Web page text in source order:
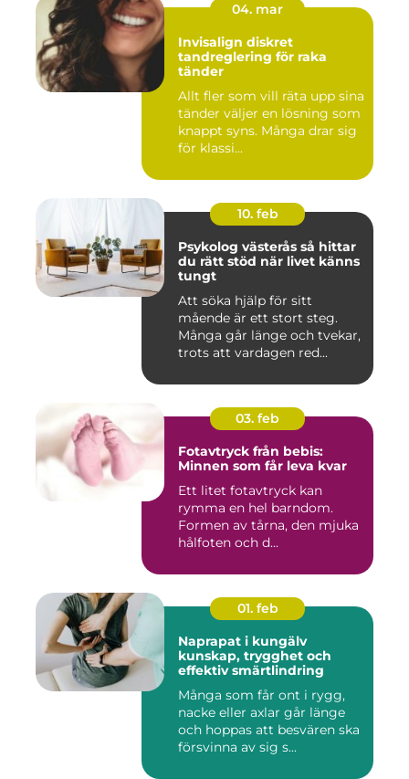
04. mar
Invisalign diskret
tandreglering för raka
tänder
Allt fler som vill räta upp sina
tänder väljer en lösning som
knappt syns. Många drar sig
för klassi...
10. feb
Psykolog västerås så hittar
du rätt stöd när livet känns
tungt
Att söka hjälp för sitt
mående är ett stort steg.
Många går länge och tvekar,
trots att vardagen red...
03. feb
Fotavtryck från bebis:
Minnen som får leva kvar
Ett litet fotavtryck kan
rymma en hel barndom.
Formen av tårna, den mjuka
hålfoten och d...
01. feb
Naprapat i kungälv
kunskap, trygghet och
effektiv smärtlindring
Många som får ont i rygg,
nacke eller axlar går länge
och hoppas att besvären ska
försvinna av sig s...